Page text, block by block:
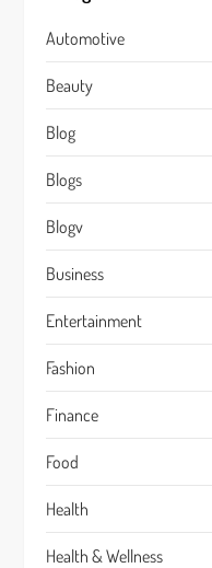
Automotive
Beauty
Blog
Blogs
Blogv
Business
Entertainment
Fashion
Finance
Food
Health
Health & Wellness